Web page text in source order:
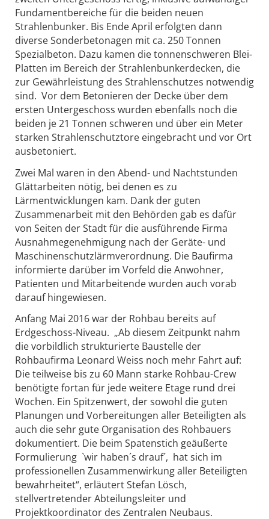
Fundamentbereiche für die beiden neuen
Strahlenbunker. Bis Ende April erfolgten dann
diverse Sonderbetonagen mit ca. 250 Tonnen
Spezialbeton. Dazu kamen die tonnenschweren Blei-
Platten im Bereich der Strahlenbunkerdecken, die
zur Gewährleistung des Strahlenschutzes notwendig
sind. Vor dem Betonieren der Decke über dem
ersten Untergeschoss wurden ebenfalls noch die
beiden je 21 Tonnen schweren und über ein Meter
starken Strahlenschutztore eingebracht und vor Ort
ausbetoniert.
Zwei Mal waren in den Abend- und Nachtstunden
Glättarbeiten nötig, bei denen es zu
Lärmentwicklungen kam. Dank der guten
Zusammenarbeit mit den Behörden gab es dafür
von Seiten der Stadt für die ausführende Firma
Ausnahmegenehmigung nach der Geräte- und
Maschinenschutzlärmverordnung. Die Baufirma
informierte darüber im Vorfeld die Anwohner,
Patienten und Mitarbeitende wurden auch vorab
darauf hingewiesen.
Anfang Mai 2016 war der Rohbau bereits auf
Erdgeschoss-Niveau. „Ab diesem Zeitpunkt nahm
die vorbildlich strukturierte Baustelle der
Rohbaufirma Leonard Weiss noch mehr Fahrt auf:
Die teilweise bis zu 60 Mann starke Rohbau-Crew
benötigte fortan für jede weitere Etage rund drei
Wochen. Ein Spitzenwert, der sowohl die guten
Planungen und Vorbereitungen aller Beteiligten als
auch die sehr gute Organisation des Rohbauers
dokumentiert. Die beim Spatenstich geäußerte
Formulierung `wir haben´s drauf´, hat sich im
professionellen Zusammenwirkung aller Beteiligten
bewahrheitet“, erläutert Stefan Lösch,
stellvertretender Abteilungsleiter und
Projektkoordinator des Zentralen Neubaus.